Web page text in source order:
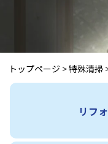
トップページ >特殊清掃
リフ